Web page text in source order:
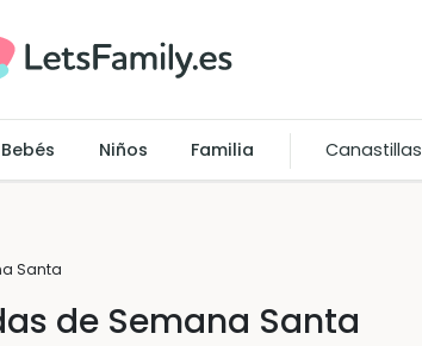
Bebés Niños Familia Canastillas
Santa
de Semana Santa